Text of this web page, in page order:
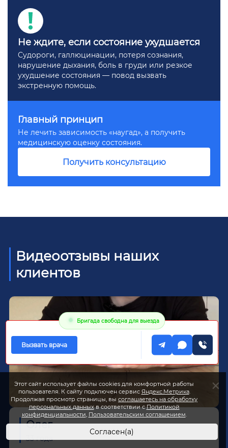
Не ждите, если состояние ухудшается
Судороги, галлюцинации, потеря сознания,
нарушение дыхания, боль в груди или резкое
ухудшение состояния — повод вызвать
экстренную помощь.
Главный принцип
Не лечить зависимость «наугад», а получить
медицинскую оценку состояния.
Получить консультацию
Видеоотзывы наших
клиентов
Олег
33 года
Этот сайт использует файлы cookies для комфортной работы
пользователя. К сайту подключен сервис Яндекс.Метрика.
Продолжая просмотр страницы, высоглашаетесь на обработку
персональных данныхв соответствии сПолитикой
конфиденциальности, Пользовательским соглашением.
Согласен(а)
Бригада свободна для выезда
Вызвать врача